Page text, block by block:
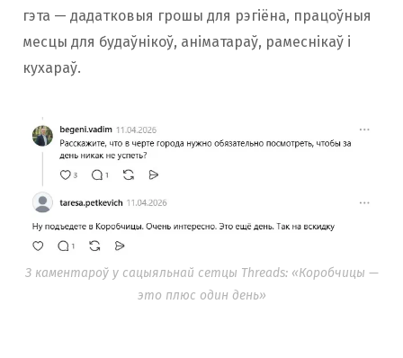
гэта — дадатковыя грошы для рэгіёна, працоўныя
месцы для будаўнікоў, аніматараў, рамеснікаў і
кухараў.
З каментароў у сацыяльнай сетцы Threads: «Коробчицы —
это плюс один день»